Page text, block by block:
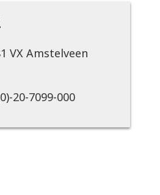
VX Amstelveen
20-7099-000